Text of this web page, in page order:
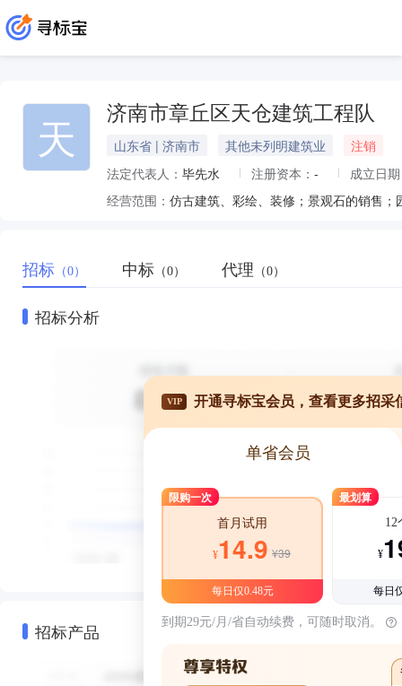
天 济南市章丘区天仓建筑工程队
山东省 | 济南市 其他未列明建筑业
注销
法定代表人： 毕先水 注册资本： -
成立日
经营范围： 仿古建筑、彩绘、装修；景观石的销售
招标 （0） 中标 （0） 代理 （0）
招标分析
招标产品
VIP 开通寻标宝会员，查看更多招采
单省会员
限购一次
首月试用
¥14.9 ¥39
每日仅0.48元
最划算
12
¥
每日
到期29元/月/省自动续费，可随时取消。